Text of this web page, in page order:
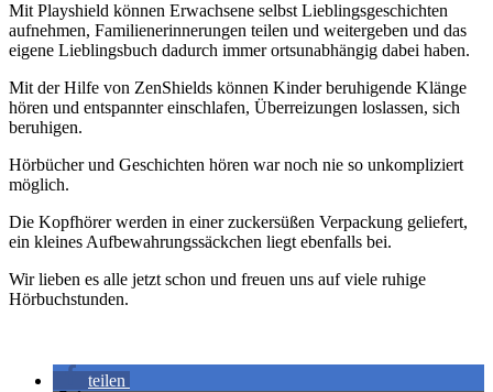
Mit Playshield können Erwachsene selbst Lieblingsgeschichten
aufnehmen, Familienerinnerungen teilen und weitergeben und das
eigene Lieblingsbuch dadurch immer ortsunabhängig dabei haben.
Mit der Hilfe von ZenShields können Kinder beruhigende Klänge
hören und entspannter einschlafen, Überreizungen loslassen, sich
beruhigen.
Hörbücher und Geschichten hören war noch nie so unkompliziert
möglich.
Die Kopfhörer werden in einer zuckersüßen Verpackung geliefert,
ein kleines Aufbewahrungssäckchen liegt ebenfalls bei.
Wir lieben es alle jetzt schon und freuen uns auf viele ruhige
Hörbuchstunden.
teilen